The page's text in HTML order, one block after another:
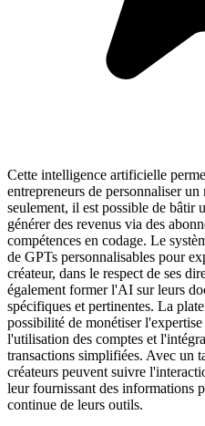
Cette intelligence artificielle
entrepreneurs de personnaliser
seulement, il est possible de bâtir
générer des revenus via des
compétences en codage. Le
de GPTs personnalisables pour
créateur, dans le respect de ses
également former l'AI sur leurs
spécifiques et pertinentes. La
possibilité de monétiser
l'utilisation des comptes et
transactions simplifiées. Avec un
créateurs peuvent suivre
leur fournissant des informations
continue de leurs outils.